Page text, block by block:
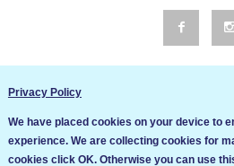
Общи условия
Privacy Policy
We have placed cookies on your device to
experience. We are collecting cookies for
cookies click OK. Otherwise you can use
Ние използваме бисквитки за да